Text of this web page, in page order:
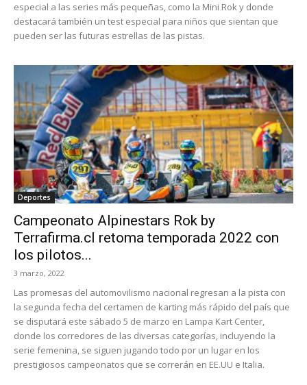
especial a las series más pequeñas, como la Mini Rok y donde
destacará también un test especial para niños que sientan que
pueden ser las futuras estrellas de las pistas.
Deportes
Campeonato Alpinestars Rok by
Terrafirma.cl retoma temporada 2022 con
los pilotos...
3 marzo, 2022
Las promesas del automovilismo nacional regresan a la pista con
la segunda fecha del certamen de karting más rápido del país que
se disputará este sábado 5 de marzo en Lampa Kart Center,
donde los corredores de las diversas categorías, incluyendo la
serie femenina, se siguen jugando todo por un lugar en los
prestigiosos campeonatos que se correrán en EE.UU e Italia.